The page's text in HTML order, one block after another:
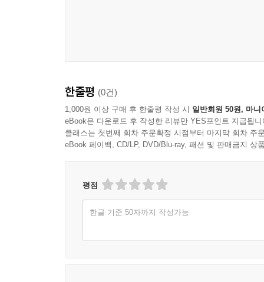
제7장 바람직하지 않은 행동의 이해와 지도
1. 아이는 왜 바람직하지 않은 행동을 하는가
2. 아이의 행동은 원인 때문인가, 목적 때문인가
3. 아동 행동의 다섯 가지 심리적 목적
6. 자녀의 부정적 접근을 이해하고 따뜻하게 이끄
7. 느긋한 대결(FLAC)
8. 부모 역할과 분노: 관계를 다루는 법
한줄평 (0건)
1,000원 이상 구매 후 한줄평 작성 시 일반회원 50원, 마니
eBook은 다운로드 후 작성한 리뷰만 YES포인트 지급됩니
클래스는 첫번째 회차 주문확정 시점부터 마지막 회차 주
eBook 페이백, CD/LP, DVD/Blu-ray, 패션 및 판매금지 상
평점
한글 기준 50자까지 작성가능